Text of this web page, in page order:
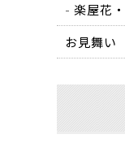
楽屋花
お見舞い